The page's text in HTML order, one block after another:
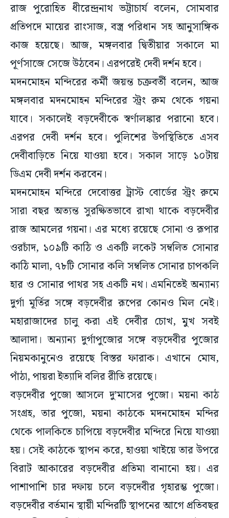
রাজ পুরোহিত ধীরেন্দ্রনাথ ভট্টাচার্য বলেন, সোমবার
প্রতিপদে মায়ের রাংসাজ, বস্ত্র পরিধান সহ আনুসাঙ্গিক
কাজ হয়েছে। আজ, মঙ্গলবার দ্বিতীয়ার সকালে মা
পূর্ণসাজে সেজে উঠবেন। এরপরেই দেবী দর্শন হবে।
মদনমোহন মন্দিরের কর্মী জয়ন্ত চক্রবর্তী বলেন, আজ
মঙ্গলবার মদনমোহন মন্দিরের স্ট্রং রুম থেকে গয়না
যাবে। সকালেই বড়দেবীকে স্বর্ণালঙ্কার পরানো হবে।
এরপর দেবী দর্শন হবে। পুলিশের উপস্থিতিতে এসব
দেবীবাড়িতে নিয়ে যাওয়া হবে। সকাল সাড়ে ১০টায়
ডিএম দেবী দর্শন করবেন।
মদনমোহন মন্দিরে দেবোত্তর ট্রাস্ট বোর্ডের স্ট্রং রুমে
সারা বছর অত্যন্ত সুরক্ষিতভাবে রাখা থাকে বড়দেবীর
রাজ আমলের গয়না। এর মধ্যে রয়েছে সোনা ও রূপার
ওরচাঁদ, ১০৯টি কাঠি ও একটি লকেট সম্বলিত সোনার
কাঠি মালা, ৭৮টি সোনার কলি সম্বলিত সোনার চাপকলি
হার ও সোনার পাথর সহ একটি নথ। এমনিতেই অন্যান্য
দুর্গা মূর্তির সঙ্গে বড়দেবীর রূপের কোনও মিল নেই।
মহারাজাদের চালু করা এই দেবীর চোখ, মুখ সবই
আলাদা। অন্যান্য দুর্গাপুজোর সঙ্গে বড়দেবীর পুজোর
নিয়মকানুনেও রয়েছে বিস্তর ফারাক। এখানে মোষ,
পাঁঠা, পায়রা ইত্যাদি বলির রীতি রয়েছে।
বড়দেবীর পুজো আসলে দু’মাসের পুজো। ময়না কাঠ
সংগ্রহ, তার পুজো, ময়না কাঠকে মদনমোহন মন্দির
থেকে পালকিতে চাপিয়ে বড়দেবীর মন্দিরে নিয়ে যাওয়া
হয়। সেই কাঠকে স্থাপন করে, হাওয়া খাইয়ে তার উপরে
বিরাট আকারের বড়দেবীর প্রতিমা বানানো হয়। এর
পাশাপাশি চার দফায় চলে বড়দেবীর গৃহারম্ভ পুজো।
বড়দেবীর বর্তমান স্থায়ী মন্দিরটি স্থাপনের আগে প্রতিবছর